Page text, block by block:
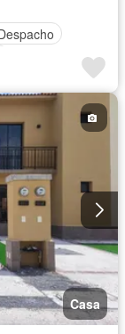
Casa